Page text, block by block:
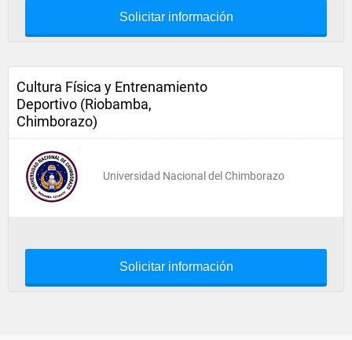
Solicitar información
Cultura Física y Entrenamiento
Deportivo (Riobamba,
Chimborazo)
Universidad Nacional del Chimborazo
Solicitar información